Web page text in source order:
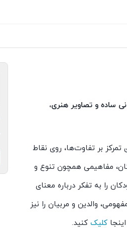
ساده و تصاویر هنری،
بر تفاوت‌ها، روی نقاط
مفاهیمی همچون تنوع و
را به تفکر درباره معنای
والدین و مربیان را نیز
کلیک کنید.